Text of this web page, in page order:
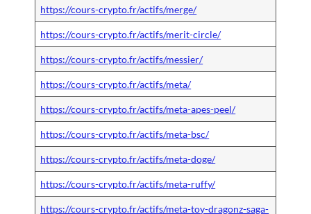
https://cours-crypto.fr/actifs/merge/
https://cours-crypto.fr/actifs/merit-circle/
https://cours-crypto.fr/actifs/messier/
https://cours-crypto.fr/actifs/meta/
https://cours-crypto.fr/actifs/meta-apes-peel/
https://cours-crypto.fr/actifs/meta-bsc/
https://cours-crypto.fr/actifs/meta-doge/
https://cours-crypto.fr/actifs/meta-ruffy/
https://cours-crypto.fr/actifs/meta-toy-dragonz-saga-